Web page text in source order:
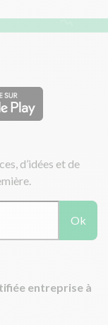
d’idées et de
Ok
entreprise à